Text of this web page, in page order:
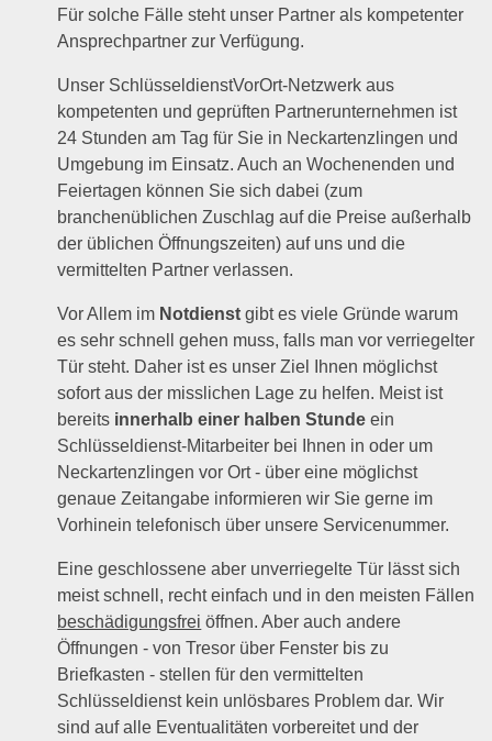
Für solche Fälle steht unser Partner als kompetenter
Ansprechpartner zur Verfügung.
Unser SchlüsseldienstVorOrt-Netzwerk aus
kompetenten und geprüften Partnerunternehmen ist
24 Stunden am Tag für Sie in Neckartenzlingen und
Umgebung im Einsatz. Auch an Wochenenden und
Feiertagen können Sie sich dabei (zum
branchenüblichen Zuschlag auf die Preise außerhalb
der üblichen Öffnungszeiten) auf uns und die
vermittelten Partner verlassen.
Vor Allem im Notdienst gibt es viele Gründe warum
es sehr schnell gehen muss, falls man vor verriegelter
Tür steht. Daher ist es unser Ziel Ihnen möglichst
sofort aus der misslichen Lage zu helfen. Meist ist
bereits innerhalb einer halben Stunde ein
Schlüsseldienst-Mitarbeiter bei Ihnen in oder um
Neckartenzlingen vor Ort - über eine möglichst
genaue Zeitangabe informieren wir Sie gerne im
Vorhinein telefonisch über unsere Servicenummer.
Eine geschlossene aber unverriegelte Tür lässt sich
meist schnell, recht einfach und in den meisten Fällen
beschädigungsfrei öffnen. Aber auch andere
Öffnungen - von Tresor über Fenster bis zu
Briefkasten - stellen für den vermittelten
Schlüsseldienst kein unlösbares Problem dar. Wir
sind auf alle Eventualitäten vorbereitet und der